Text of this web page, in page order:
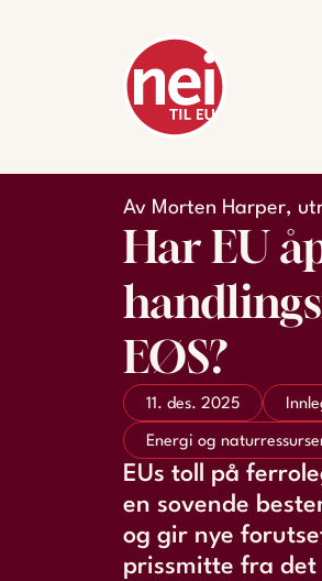
Av Morten Harper,
Har EU
EØS?
11. des. 2025
Energi og
EUs toll på
en sovende
og gir nye
prissmitte fra det